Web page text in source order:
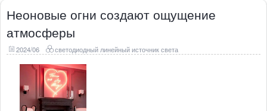
Неоновые огни создают ощущение
атмосферы
2024/06 светодиодный линейный источник света